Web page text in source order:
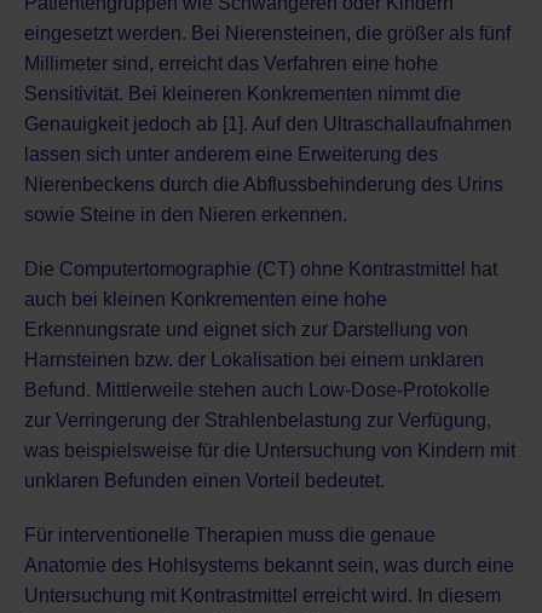
eingesetzt werden. Bei Nierensteinen, die größer als fünf
Millimeter sind, erreicht das Verfahren eine hohe
Sensitivität. Bei kleineren Konkrementen nimmt die
Genauigkeit jedoch ab [1]. Auf den Ultraschallaufnahmen
lassen sich unter anderem eine Erweiterung des
Nierenbeckens durch die Abflussbehinderung des Urins
sowie Steine in den Nieren erkennen.
Die Computertomographie (CT) ohne Kontrastmittel hat
auch bei kleinen Konkrementen eine hohe
Erkennungsrate und eignet sich zur Darstellung von
Harnsteinen bzw. der Lokalisation bei einem unklaren
Befund. Mittlerweile stehen auch Low-Dose-Protokolle
zur Verringerung der Strahlenbelastung zur Verfügung,
was beispielsweise für die Untersuchung von Kindern mit
unklaren Befunden einen Vorteil bedeutet.
Für interventionelle Therapien muss die genaue
Anatomie des Hohlsystems bekannt sein, was durch eine
Untersuchung mit Kontrastmittel erreicht wird. In diesem